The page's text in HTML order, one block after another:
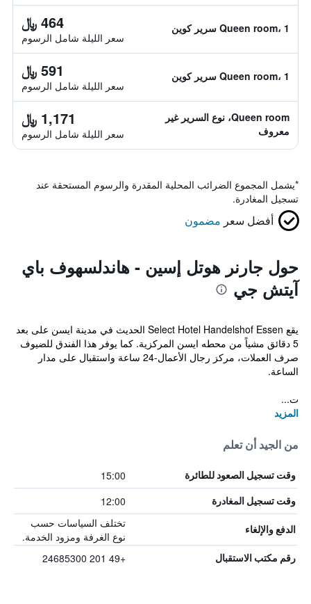
Queen room، 1 سرير كوين 464 ﷼
سعر الليلة شامل الرسوم
Queen room، 1 سرير كوين 591 ﷼
سعر الليلة شامل الرسوم
Queen room، نوع السرير غير
معروف
1,171 ﷼
سعر الليلة شامل الرسوم
*يشمل المجموع الضرائب المحلية المقدرة والرسوم المستحقة عند
تسجيل المغادرة.
أفضل سعر مضمون
حول جارنر هوتل إسين - هاندلسهوف باي
آيتش جي
يقع Select Hotel Handelshof Essen الحديث في مدينة ايسن على بعد
5 دقائق مشياً من محطه ايسن المركزية. كما يوفر هذا الفندق للضيوف
صرف العملات، مركز رجال الأعمال-24 ساعة واستقبال على مدار
الساعة.
ت...
المزيد
من الجيد أن تعلم
وقت تسجيل الصعود للطائرة 15:00
وقت تسجيل المغادرة 12:00
الدفع والإلغاء
تختلف السياسات حسب
نوع الغرفة ومزود الخدمة.
رقم مكتب الاستقبال +49 201 24685300